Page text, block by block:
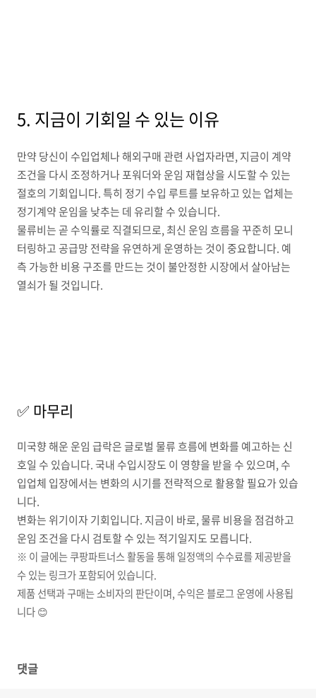
5. 지금이 기회일 수 있는 이유
만약 당신이 수입업체나 해외구매 관련 사업자라면, 지금이 계약
조건을 다시 조정하거나 포워더와 운임 재협상을 시도할 수 있는
절호의 기회입니다. 특히 정기 수입 루트를 보유하고 있는 업체는
정기계약 운임을 낮추는 데 유리할 수 있습니다.
물류비는 곧 수익률로 직결되므로, 최신 운임 흐름을 꾸준히 모니
터링하고 공급망 전략을 유연하게 운영하는 것이 중요합니다. 예
측 가능한 비용 구조를 만드는 것이 불안정한 시장에서 살아남는
열쇠가 될 것입니다.
✅ 마무리
미국향 해운 운임 급락은 글로벌 물류 흐름에 변화를 예고하는 신
호일 수 있습니다. 국내 수입시장도 이 영향을 받을 수 있으며, 수
입업체 입장에서는 변화의 시기를 전략적으로 활용할 필요가 있습
니다.
변화는 위기이자 기회입니다. 지금이 바로, 물류 비용을 점검하고
운임 조건을 다시 검토할 수 있는 적기일지도 모릅니다.
※ 이 글에는 쿠팡파트너스 활동을 통해 일정액의 수수료를 제공받을
수 있는 링크가 포함되어 있습니다.
제품 선택과 구매는 소비자의 판단이며, 수익은 블로그 운영에 사용됩
니다 😊
댓글